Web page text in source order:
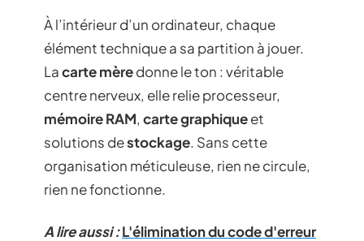
À l’intérieur d’un ordinateur, chaque
élément technique a sa partition à jouer.
Lacarte mèredonne le ton : véritable
centre nerveux, elle relie processeur,
mémoire RAM, carte graphiqueet
solutions destockage. Sans cette
organisation méticuleuse, rien ne circule,
rien ne fonctionne.
A lire aussi :L'élimination du code d'erreur